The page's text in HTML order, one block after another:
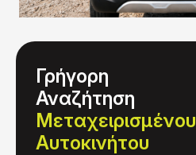
Γρήγορη
Αναζήτηση
Μεταχειρισμένου
Αυτοκινήτου